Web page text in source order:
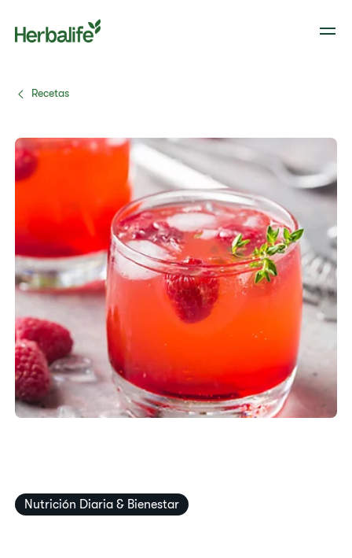
Recetas
Nutrición Diaria & Bienestar